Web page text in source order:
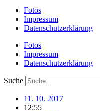
Fotos
Impressum
Datenschutzerklärung
Fotos
Impressum
Datenschutzerklärung
Suche
11. 10. 2017
12:55